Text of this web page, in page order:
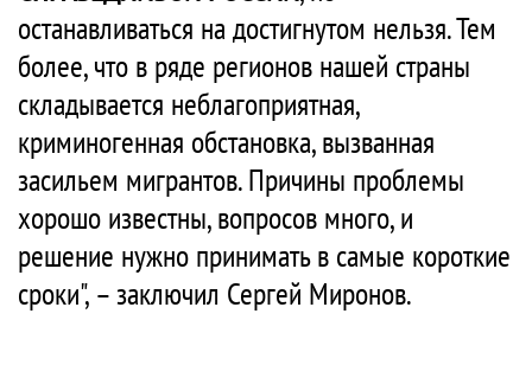
останавливаться на достигнутом нельзя. Тем
более, что в ряде регионов нашей страны
складывается неблагоприятная,
криминогенная обстановка, вызванная
засильем мигрантов. Причины проблемы
хорошо известны, вопросов много, и
решение нужно принимать в самые короткие
сроки", – заключил Сергей Миронов.